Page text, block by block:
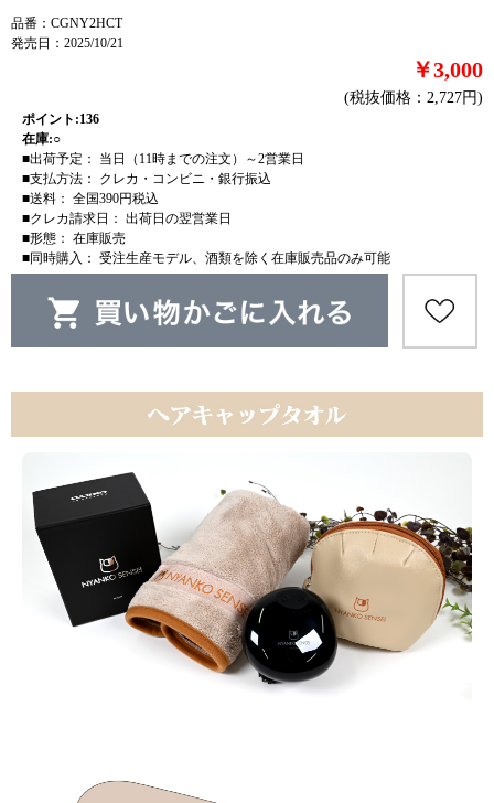
品番：CGNY2HCT
発売日：2025/10/21
￥3,000
(税抜価格：2,727円)
ポイント:136
在庫:○
■出荷予定： 当日（11時までの注文）～2営業日
■支払方法： クレカ・コンビニ・銀行振込
■送料： 全国390円税込
■クレカ請求日： 出荷日の翌営業日
■形態： 在庫販売
■同時購入： 受注生産モデル、酒類を除く在庫販売品のみ可能